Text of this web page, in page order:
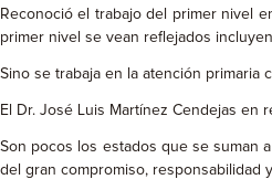
Reconoció el trabajo del primer nivel
primer nivel se vean reflejados
Sino se trabaja en la atención primaria
El Dr. José Luis Martínez Cendejas en
Son pocos los estados que se suman
del gran compromiso, responsabilidad